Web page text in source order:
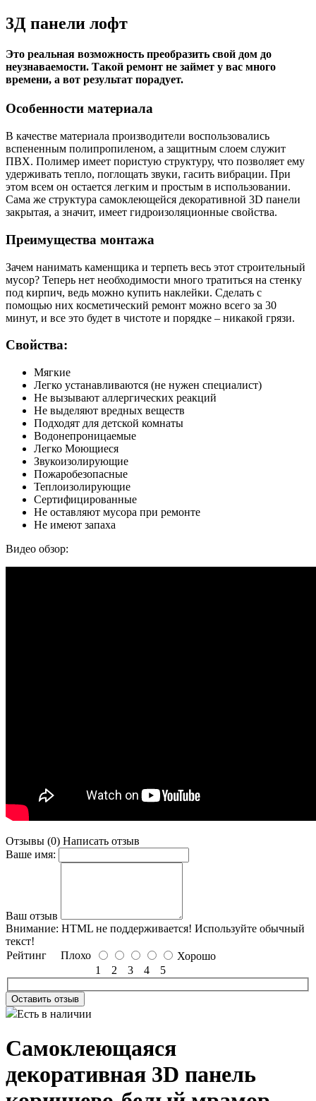
3Д панели лофт
Это реальная возможность преобразить свой дом до
неузнаваемости. Такой ремонт не займет у вас много
времени, а вот результат порадует.
Особенности материала
В качестве материала производители воспользовались
вспененным полипропиленом, а защитным слоем служит
ПВХ. Полимер имеет пористую структуру, что позволяет ему
удерживать тепло, поглощать звуки, гасить вибрации. При
этом всем он остается легким и простым в использовании.
Сама же структура самоклеющейся декоративной 3D панели
закрытая, а значит, имеет гидроизоляционные свойства.
Преимущества монтажа
Зачем нанимать каменщика и терпеть весь этот строительный
мусор? Теперь нет необходимости много тратиться на стенку
под кирпич, ведь можно купить наклейки. Сделать с
помощью них косметический ремонт можно всего за 30
минут, и все это будет в чистоте и порядке – никакой грязи.
Свойства:
Мягкие
Легко устанавливаются (не нужен специалист)
Не вызывают аллергических реакций
Не выделяют вредных веществ
Подходят для детской комнаты
Водонепроницаемые
Легко Моющиеся
Звукоизолирующие
Пожаробезопасные
Теплоизолирующие
Сертифицированные
Не оставляют мусора при ремонте
Не имеют запаха
Видео обзор:
Отзывы (0) Написать отзыв
Ваше имя:
Ваш отзыв
Внимание: HTML не поддерживается! Используйте обычный
текст!
Рейтинг Плохо
Хорошо
1
2 3 4 5
Оставить отзыв
Есть в наличии
Самоклеющаяся
декоративная 3D панель